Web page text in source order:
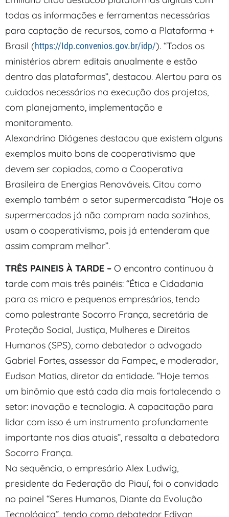
todas as informações e ferramentas necessárias
para captação de recursos, como a Plataforma +
Brasil (https://Idp.convenios.gov.br/idp/). “Todos os
ministérios abrem editais anualmente e estão
dentro das plataformas”, destacou. Alertou para os
cuidados necessários na execução dos projetos,
com planejamento, implementação e
monitoramento.
Alexandrino Diógenes destacou que existem alguns
exemplos muito bons de cooperativismo que
devem ser copiados, como a Cooperativa
Brasileira de Energias Renováveis. Citou como
exemplo também o setor supermercadista “Hoje os
supermercados já não compram nada sozinhos,
usam o cooperativismo, pois já entenderam que
assim compram melhor”.
TRÊS PAINEIS À TARDE – O encontro continuou à
tarde com mais três painéis: “Ética e Cidadania
para os micro e pequenos empresários, tendo
como palestrante Socorro França, secretária de
Proteção Social, Justiça, Mulheres e Direitos
Humanos (SPS), como debatedor o advogado
Gabriel Fortes, assessor da Fampec, e moderador,
Eudson Matias, diretor da entidade. “Hoje temos
um binômio que está cada dia mais fortalecendo o
setor: inovação e tecnologia. A capacitação para
lidar com isso é um instrumento profundamente
importante nos dias atuais”, ressalta a debatedora
Socorro França.
Na sequência, o empresário Alex Ludwig,
presidente da Federação do Piauí, foi o convidado
no painel “Seres Humanos, Diante da Evolução
Tecnológica”, tendo como debatedor Edivan